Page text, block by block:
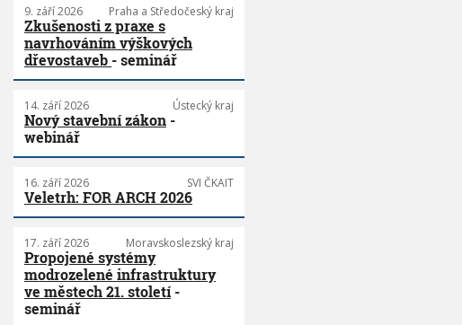
9. září 2026 Praha a Středočeský kraj
Zkušenosti z praxe s
navrhováním výškových
dřevostaveb - seminář
14. září 2026 Ústecký kraj
Nový stavební zákon -
webinář
16. září 2026 SVI ČKAIT
Veletrh: FOR ARCH 2026
17. září 2026 Moravskoslezský kraj
Propojené systémy
modrozelené infrastruktury
ve městech 21. století-
seminář